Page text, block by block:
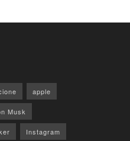
apple
Musk
Instagram